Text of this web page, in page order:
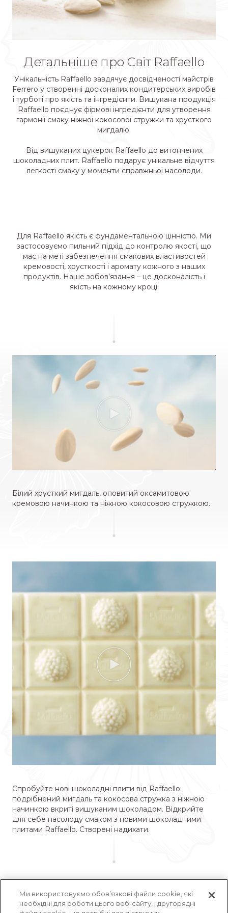
Якість та турбота
Детальніше про Світ Raffaello
Унікальність Raffaello завдячує досвідченості майстрів
Ferrero у створенні досконалих кондитерських виробів
і турботі про якість та інгредієнти. Вишукана продукція
Raffaello поєднує фірмові інгредієнти для утворення
гармонії смаку ніжної кокосової стружки та хрусткого
мигдалю.
Від вишуканих цукерок Raffaello до витончених
шоколадних плит. Raffaello подарує унікальне відчуття
легкості смаку у моменти справжньої насолоди.
Для Raffaello якість є фундаментальною цінністю. Ми
застосовуємо пильний підхід до контролю якості, що
має на меті забезпечення смакових властивостей
кремовості,хрусткості і аромату кожного з наших
продуктів. Наше зобов’язання – це досконалість і
якість на кожному кроці.
Білий хрусткий мигдаль, оповитий оксамитовою
кремовою начинкою та ніжною кокосовою стружкою.
Спробуйте нові шоколадні плити від Raffaello:
подрібнений мигдаль та кокосова стружка з ніжною
начинкою вкриті вишуканим шоколадом. Відкрийте
для себе насолоду смаком з новими шоколадними
плитами Raffaello. Створені надихати.
Ми використовуємо обов’язкові файли cookie, які
необхідні для роботи цього веб-сайту, і другорядні